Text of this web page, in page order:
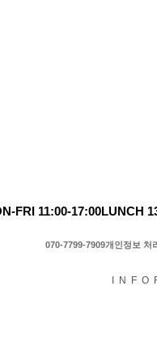
FRI 11:00-17:00LUNCH
070-7799-7909개인정보 처